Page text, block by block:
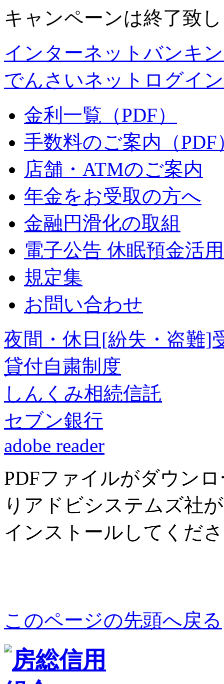
キャンペーンは終了致
インターネットバンキ
でんさいネットログイン
金利一覧（PDF）
手数料のご案内（PDF
店舗・ATMのご案内
年金をお受取の方へ
金融円滑化の取組
電子公告 休眠預金活
規定集
お問い合わせ
夜間・休日[紛失・盗難]
貸付自粛制度
しんくみ相続信託
セブン銀行
adobe reader
PDFファイルがダウン
りアドビシステムズ社
インストールしてくだ
このページの先頭へ戻る